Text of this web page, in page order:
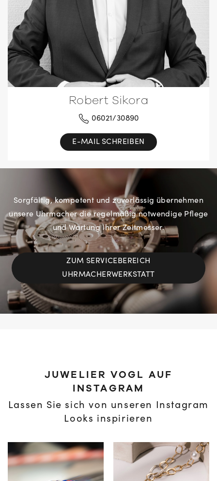
Robert Sikora
06021/30890
E-MAIL SCHREIBEN
Sorgfältig, kompetent und zuverlässig übernehmen
unsere Uhrmacher die regelmäßig notwendige Pflege
und Wartung Ihrer Zeitmesser.
ZUM SERVICEBEREICH
UHRMACHERWERKSTATT
JUWELIER VOGL AUF
INSTAGRAM
Lassen Sie sich von unseren Instagram
Looks inspirieren